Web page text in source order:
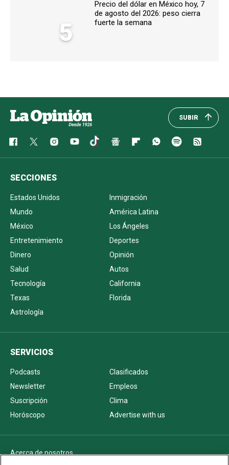
5
Precio del dólar en México hoy, 7
de agosto del 2026: peso cierra
fuerte la semana
SUBIR
SECCIONES
Estados Unidos
Inmigración
Mundo
América Latina
México
Los Ángeles
Entretenimiento
Deportes
Dinero
Opinión
Salud
Autos
Tecnología
California
Texas
Florida
Astrología
SERVICIOS
Podcasts
Clasificados
Newsletter
Empleos
Suscripción
Clima
Horóscopo
Advertise with us
Acerca de nosotros